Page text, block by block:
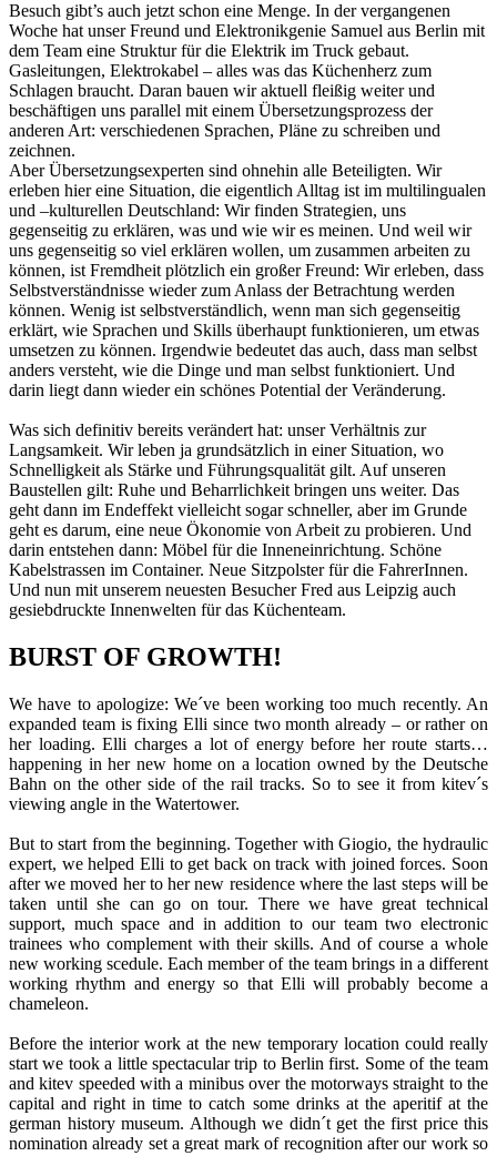
Besuch gibt’s auch jetzt schon eine Menge. In der vergangenen
Woche hat unser Freund und Elektronikgenie Samuel aus Berlin mit
dem Team eine Struktur für die Elektrik im Truck gebaut.
Gasleitungen, Elektrokabel – alles was das Küchenherz zum
Schlagen braucht. Daran bauen wir aktuell fleißig weiter und
beschäftigen uns parallel mit einem Übersetzungsprozess der
anderen Art: verschiedenen Sprachen, Pläne zu schreiben und
zeichnen.
Aber Übersetzungsexperten sind ohnehin alle Beteiligten. Wir
erleben hier eine Situation, die eigentlich Alltag ist im multilingualen
und –kulturellen Deutschland: Wir finden Strategien, uns
gegenseitig zu erklären, was und wie wir es meinen. Und weil wir
uns gegenseitig so viel erklären wollen, um zusammen arbeiten zu
können, ist Fremdheit plötzlich ein großer Freund: Wir erleben, dass
Selbstverständnisse wieder zum Anlass der Betrachtung werden
können. Wenig ist selbstverständlich, wenn man sich gegenseitig
erklärt, wie Sprachen und Skills überhaupt funktionieren, um etwas
umsetzen zu können. Irgendwie bedeutet das auch, dass man selbst
anders versteht, wie die Dinge und man selbst funktioniert. Und
darin liegt dann wieder ein schönes Potential der Veränderung.
Was sich definitiv bereits verändert hat: unser Verhältnis zur
Langsamkeit. Wir leben ja grundsätzlich in einer Situation, wo
Schnelligkeit als Stärke und Führungsqualität gilt. Auf unseren
Baustellen gilt: Ruhe und Beharrlichkeit bringen uns weiter. Das
geht dann im Endeffekt vielleicht sogar schneller, aber im Grunde
geht es darum, eine neue Ökonomie von Arbeit zu probieren. Und
darin entstehen dann: Möbel für die Inneneinrichtung. Schöne
Kabelstrassen im Container. Neue Sitzpolster für die FahrerInnen.
Und nun mit unserem neuesten Besucher Fred aus Leipzig auch
gesiebdruckte Innenwelten für das Küchenteam.
BURST OF GROWTH!
We have to apologize: We´ve been working too much recently. An
expanded team is fixing Elli since two month already – or rather on
her loading. Elli charges a lot of energy before her route starts…
happening in her new home on a location owned by the Deutsche
Bahn on the other side of the rail tracks. So to see it from kitev´s
viewing angle in the Watertower.
But to start from the beginning. Together with Giogio, the hydraulic
expert, we helped Elli to get back on track with joined forces. Soon
after we moved her to her new residence where the last steps will be
taken until she can go on tour. There we have great technical
support, much space and in addition to our team two electronic
trainees who complement with their skills. And of course a whole
new working scedule. Each member of the team brings in a different
working rhythm and energy so that Elli will probably become a
chameleon.
Before the interior work at the new temporary location could really
start we took a little spectacular trip to Berlin first. Some of the team
and kitev speeded with a minibus over the motorways straight to the
capital and right in time to catch some drinks at the aperitif at the
german history museum. Although we didn´t get the first price this
nomination already set a great mark of recognition after our work so